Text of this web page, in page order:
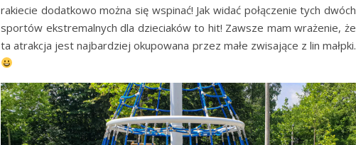
rakiecie dodatkowo można się wspinać! Jak widać połączenie tych dwóch
sportów ekstremalnych dla dzieciaków to hit! Zawsze mam wrażenie, że
ta atrakcja jest najbardziej okupowana przez małe zwisające z lin małpki.